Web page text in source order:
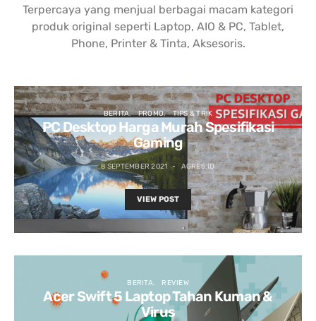
Terpercaya yang menjual berbagai macam kategori
produk original seperti Laptop, AIO & PC, Tablet,
Phone, Printer & Tinta, Aksesoris.
BERITA PROMO TIPS & TRIK
PC Desktop Harga Murah Spesifikasi
Gaming
8 SEPTEMBER 2021 AGRES.ID
VIEW POST
BERITA REVIEW
Acer Swift 5 Laptop Tahan Kuman &
Virus